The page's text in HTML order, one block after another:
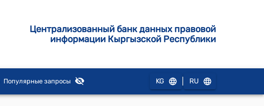
Централизованный банк данных правовой
информации Кыргызской Республики
Популярные запросы KG RU